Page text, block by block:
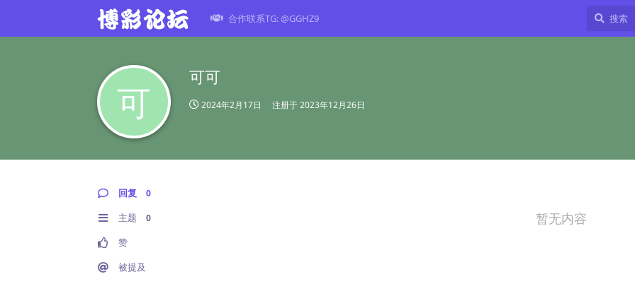
合作联系TG: @GGHZ9
可
可可
2024年2月17日 注册于2023年12月26日
回复 0
主题 0
赞
被提及
暂无内容